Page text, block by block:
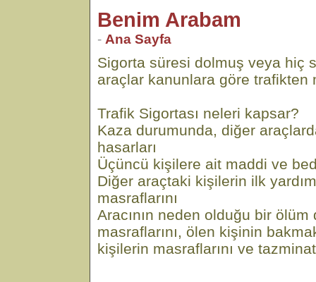
Benim Arabam
- Ana Sayfa
Sigorta süresi dolmuş veya hiç
araçlar kanunlara göre trafikten
Trafik Sigortası neleri kapsar?
Kaza durumunda, diğer
hasarları
Üçüncü kişilere ait maddi ve
Diğer araçtaki kişilerin ilk
masraflarını
Aracının neden olduğu bir
masraflarını, ölen kişinin
kişilerin masraflarını ve